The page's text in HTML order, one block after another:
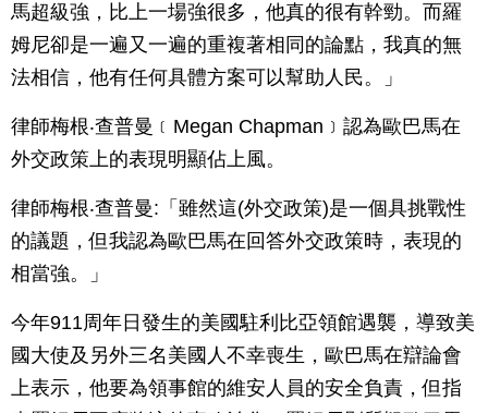
馬超級強，比上一場強很多，他真的很有幹勁。而羅
姆尼卻是一遍又一遍的重複著相同的論點，我真的無
法相信，他有任何具體方案可以幫助人民。」
律師梅根‧查普曼﹝Megan Chapman﹞認為歐巴馬在
外交政策上的表現明顯佔上風。
律師梅根‧查普曼:「雖然這(外交政策)是一個具挑戰性
的議題，但我認為歐巴馬在回答外交政策時，表現的
相當強。」
今年911周年日發生的美國駐利比亞領館遇襲，導致美
國大使及另外三名美國人不幸喪生，歐巴馬在辯論會
上表示，他要為領事館的維安人員的安全負責，但指